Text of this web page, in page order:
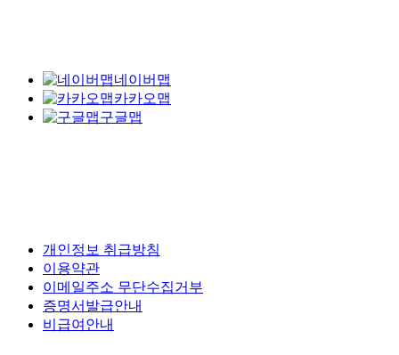
네이버맵
카카오맵
구글맵
개인정보 취급방침
이용약관
이메일주소 무단수집거부
증명서발급안내
비급여안내